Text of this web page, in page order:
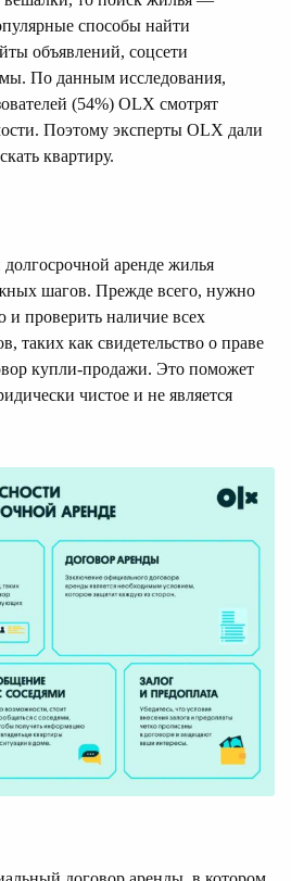
способы найти
объявлений, соцсети
По данным исследования,
(54%) OLX смотрят
Поэтому эксперты OLX дали
квартиру.
аренде жилья
шагов. Прежде всего, нужно
и проверить наличие всех
таких как свидетельство о праве
купли-продажи. Это поможет
чистое и не является